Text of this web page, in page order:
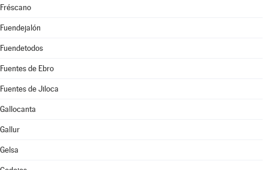
Fréscano
Fuendejalón
Fuendetodos
Fuentes de Ebro
Fuentes de Jiloca
Gallocanta
Gallur
Gelsa